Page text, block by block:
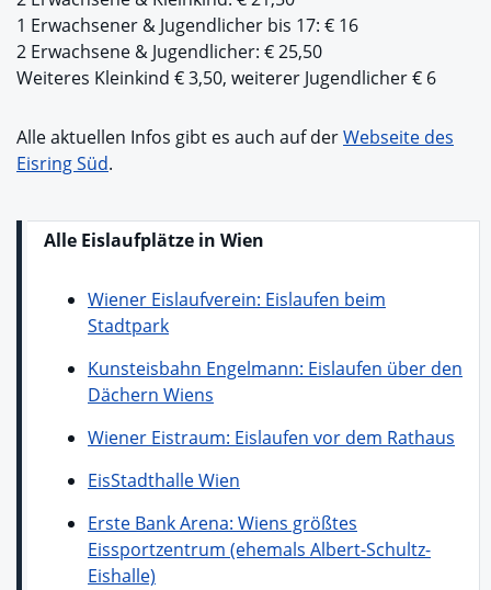
1 Erwachsener & Jugendlicher bis 17: € 16
2 Erwachsene & Jugendlicher: € 25,50
Weiteres Kleinkind € 3,50, weiterer Jugendlicher € 6
Alle aktuellen Infos gibt es auch auf derWebseite des
Eisring Süd.
Alle Eislaufplätze in Wien
Wiener Eislaufverein: Eislaufen beim
Stadtpark
Kunsteisbahn Engelmann: Eislaufen über den
Dächern Wiens
Wiener Eistraum: Eislaufen vor dem Rathaus
EisStadthalle Wien
Erste Bank Arena: Wiens größtes
Eissportzentrum (ehemals Albert-Schultz-
Eishalle)